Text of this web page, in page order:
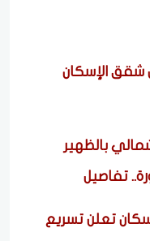
شقق الإسكان
بالظهير
تفاصيل
تعلن تسريع